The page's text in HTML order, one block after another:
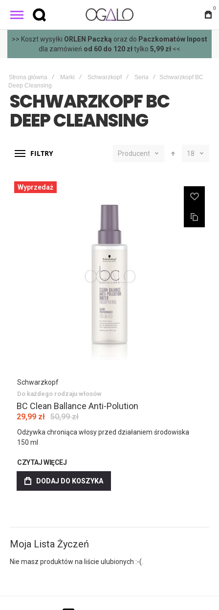
0
>> Koszt wysyłki ORLEN Paczką oraz do Paczkomatów Inpost
dla zamówień od 60 do 120 złtylko 5,99 zł <<
Strona główna Marki Schwarzkopf Seria
Schwarzkopf BC
Deep Cleansing
SCHWARZKOPF BC
DEEP CLEANSING
FILTRY Producent 18
Wyprzedaż
Schwarzkopf
Do każdego rodzaju włosów
BC Clean Ballance Anti-Polution
29,99 zł 50,99 zł
Odżywka chroniąca włosy przed działaniem środowiska
150 ml
CZYTAJ WIĘCEJ
DODAJ DO KOSZYKA
Moja Lista Życzeń
Nie masz produktów na liście ulubionych :-(.